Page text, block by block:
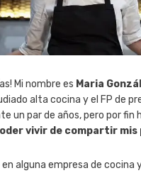
Mi nombre es Maria
alta cocina y el FP de
un par de años, pero por fin
vivir de compartir mis
en alguna empresa de cocina